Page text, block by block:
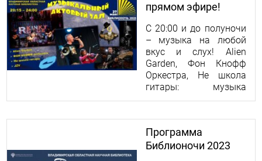
прямом эфире!
С 20:00 и до полуночи
– музыка на любой
вкус и слух! Alien
Garden, Фон Кнофф
Оркестра, Не школа
гитары: музыка
космоса,
акустика!
Программа
Библионочи 2023